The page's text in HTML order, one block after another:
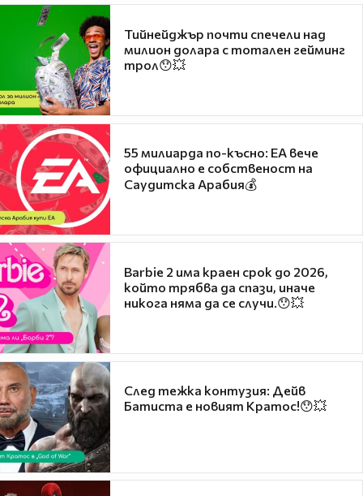
Тийнейджър почти спечели над
милион долара с тотален гейминг
трол😯💥
55 милиарда по-късно: EA вече
официално е собственост на
Саудитска Арабия💰
Barbie 2 има краен срок до 2026,
който трябва да спази, иначе
никога няма да се случи.😯💥
След тежка контузия: Дейв
Батиста е новият Кратос!😯💥